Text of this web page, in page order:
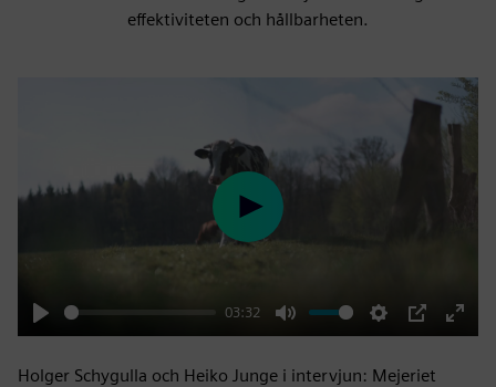
effektiviteten och hållbarheten.
Play
03:32
Mute Settings
PIP
Enter
Play
Holger Schygulla och Heiko Junge i intervjun: Mejeriet